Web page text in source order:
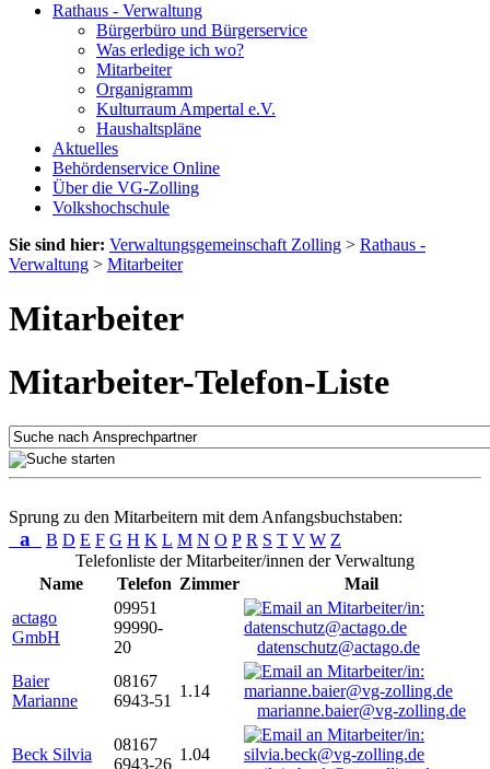
Rathaus - Verwaltung
Bürgerbüro und Bürgerservice
Was erledige ich wo?
Mitarbeiter
Organigramm
Kulturraum Ampertal e.V.
Haushaltspläne
Aktuelles
Behördenservice Online
Über die VG-Zolling
Volkshochschule
Sie sind hier: Verwaltungsgemeinschaft Zolling > Rathaus -
Verwaltung > Mitarbeiter
Mitarbeiter
Mitarbeiter-Telefon-Liste
Sprung zu den Mitarbeitern mit dem Anfangsbuchstaben:
a B D E F G H K L M N O P R S T V W Z
Telefonliste der Mitarbeiter/innen der Verwaltung
Name
Telefon Zimmer
Mail
actago
GmbH
09951
99990-
20
datenschutz@actago.de
Baier
Marianne
08167
6943-51
1.14
marianne.baier@vg-zolling.de
Beck Silvia
08167
6943-26
1.04